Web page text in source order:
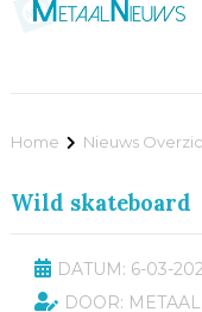
Home Nieuws
Wild skateboard
DATUM: 6-03-
DOOR: